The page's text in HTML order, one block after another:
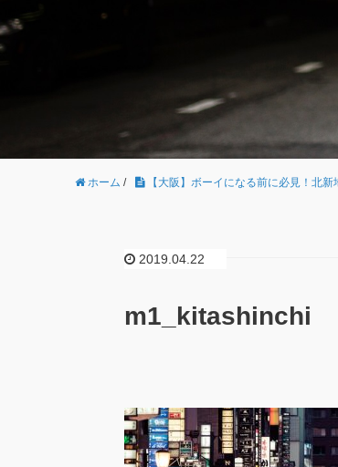
ホーム / 【大阪】ボーイになる前に必見！北
2019.04.22
m1_kitashinchi